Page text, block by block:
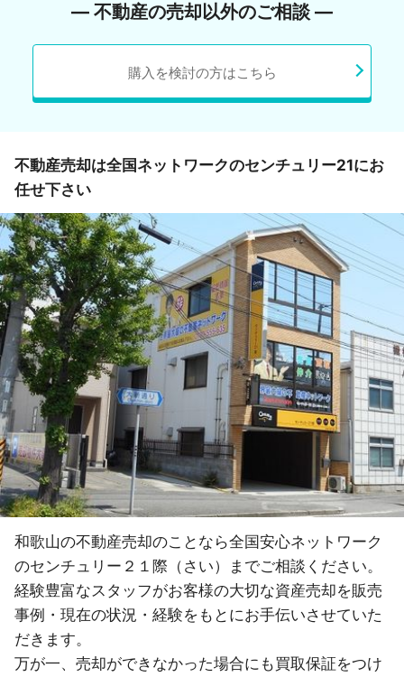
― 不動産の売却以外のご相談 ―
購入を検討の方はこちら
不動産売却は全国ネットワークのセンチュリー21にお
任せ下さい
和歌山の不動産売却のことなら全国安心ネットワーク
のセンチュリー２１際（さい）までご相談ください。
経験豊富なスタッフがお客様の大切な資産売却を販売
事例・現在の状況・経験をもとにお手伝いさせていた
だきます。
万が一、売却ができなかった場合にも買取保証をつけ